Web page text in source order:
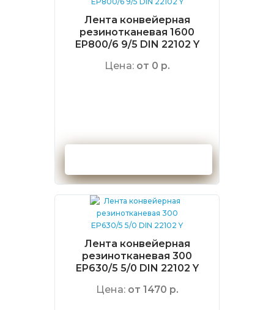
Лента конвейерная
резинотканевая 1600
EP800/6 9/5 DIN 22102 Y
Цена: от 0 р.
Лента конвейерная
резинотканевая 300
EP630/5 5/0 DIN 22102 Y
Цена: от 1470 р.